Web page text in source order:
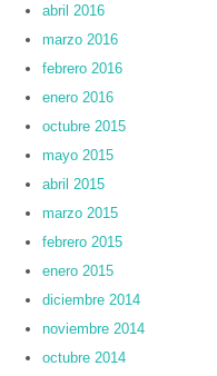
abril 2016
marzo 2016
febrero 2016
enero 2016
octubre 2015
mayo 2015
abril 2015
marzo 2015
febrero 2015
enero 2015
diciembre 2014
noviembre 2014
octubre 2014